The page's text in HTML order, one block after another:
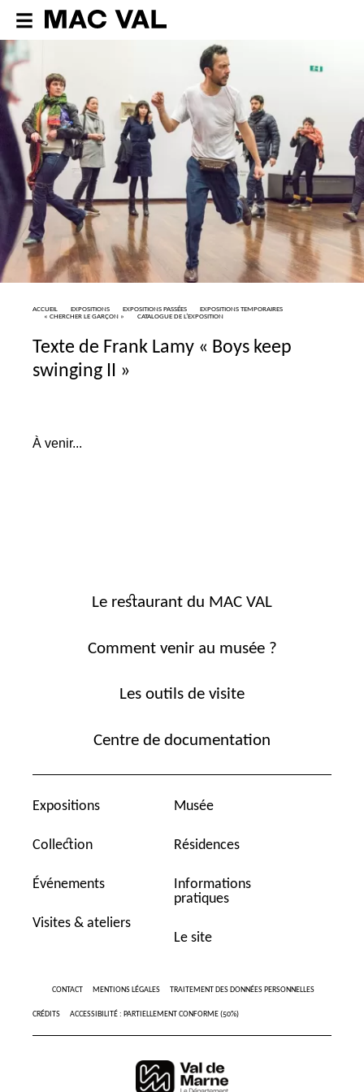
ACCUEIL EXPOSITIONS EXPOSITIONS PASSÉES
EXPOSITIONS TEMPORAIRES
« CHERCHER LE GARÇON » CATALOGUE DE L’EXPOSITION
Texte de Frank Lamy « Boys keep
swinging
»
À venir...
Le restaurant du MAC VAL
Comment venir au musée ?
Les outils de visite
Centre de documentation
Expositions
Collection
Événements
Visites & ateliers
Musée
Résidences
Informations
pratiques
Le site
CONTACT MENTIONS LÉGALES TRAITEMENT DES DONNÉES PERSONNELLES
CRÉDITS ACCESSIBILITÉ : PARTIELLEMENT CONFORME (50%)